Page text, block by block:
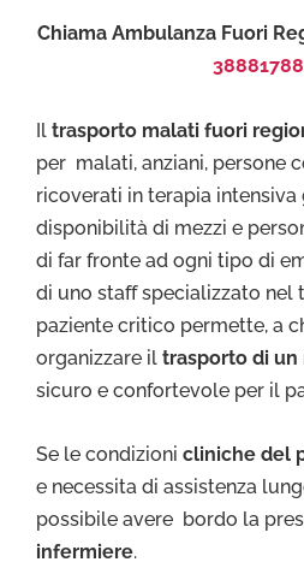
Chiama Ambulanza Fuori
Il trasporto malati fuori
per malati, anziani, persone
ricoverati in terapia intensiva
disponibilità di mezzi e
di far fronte ad ogni tipo di
di uno staff specializzato nel
paziente critico permette, a
organizzare il trasporto di un
sicuro e confortevole per il
Se le condizioni cliniche del
e necessita di assistenza
possibile avere bordo la
infermiere.